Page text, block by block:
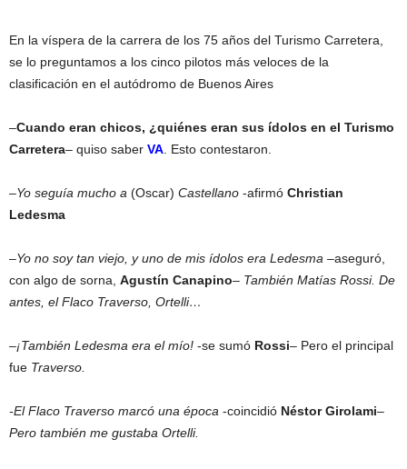
En la víspera de la carrera de los 75 años del Turismo Carretera,
se lo preguntamos a los cinco pilotos más veloces de la
clasificación en el autódromo de Buenos Aires
–Cuando eran chicos, ¿quiénes eran sus ídolos en el Turismo
Carretera– quiso saber VA . Esto contestaron.
–Yo seguía mucho a (Oscar) Castellano -afirmó Christian
Ledesma
–Yo no soy tan viejo, y uno de mis ídolos era Ledesma –aseguró,
con algo de sorna, Agustín Canapino– También Matías Rossi. De
antes, el Flaco Traverso, Ortelli…
–¡También Ledesma era el mío! -se sumó Rossi– Pero el principal
fue Traverso.
-El Flaco Traverso marcó una época -coincidió Néstor Girolami–
Pero también me gustaba Ortelli.